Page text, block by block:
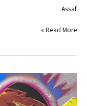
Assaf
Read More »
כשמכחול
נוגע
במסך